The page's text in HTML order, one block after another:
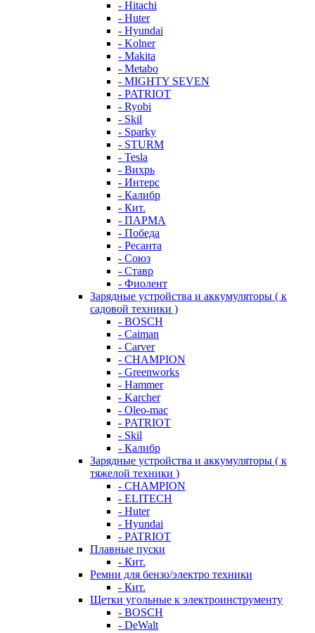
- Hitachi
- Huter
- Hyundai
- Kolner
- Makita
- Metabo
- MIGHTY SEVEN
- PATRIOT
- Ryobi
- Skil
- Sparky
- STURM
- Tesla
- Вихрь
- Интерс
- Калибр
- Кит.
- ПАРМА
- Победа
- Ресанта
- Союз
- Ставр
- Фиолент
Зарядные устройства и аккумуляторы ( к
садовой техники )
- BOSCH
- Caiman
- Carver
- CHAMPION
- Greenworks
- Hammer
- Karcher
- Oleo-mac
- PATRIOT
- Skil
- Калибр
Зарядные устройства и аккумуляторы ( к
тяжелой техники )
- CHAMPION
- ELITECH
- Huter
- Hyundai
- PATRIOT
Плавные пуски
- Кит.
Ремни для бензо/электро техники
- Кит.
Щетки угольные к электроинструменту
- BOSCH
- DeWalt